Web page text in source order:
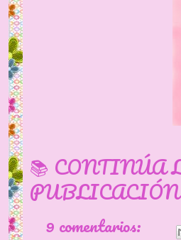
📚 CONTINÚA
9 comentarios: